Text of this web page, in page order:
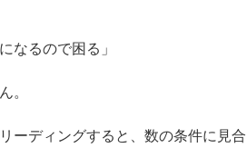
なるので困る」
。
ーディングすると、数の条件に見合